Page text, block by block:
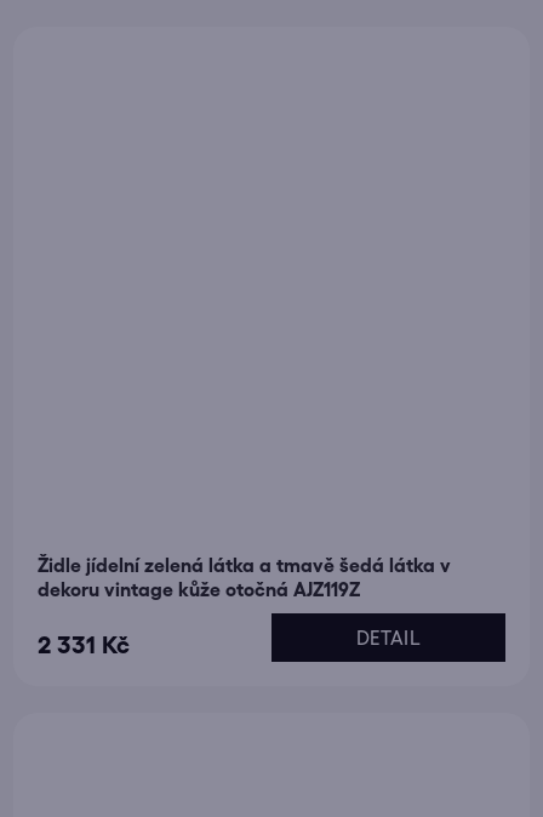
Židle jídelní zelená látka a tmavě šedá látka v
dekoru vintage kůže otočná AJZ119Z
2 331 Kč DETAIL